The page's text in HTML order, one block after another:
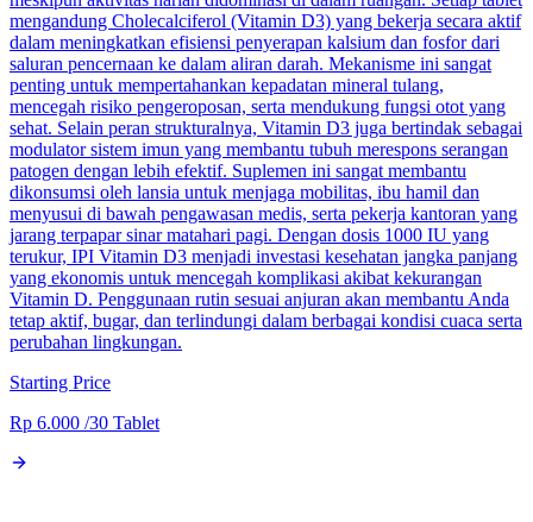
mengandung Cholecalciferol (Vitamin D3) yang bekerja secara aktif
dalam meningkatkan efisiensi penyerapan kalsium dan fosfor dari
saluran pencernaan ke dalam aliran darah. Mekanisme ini sangat
penting untuk mempertahankan kepadatan mineral tulang,
mencegah risiko pengeroposan, serta mendukung fungsi otot yang
sehat. Selain peran strukturalnya, Vitamin D3 juga bertindak sebagai
modulator sistem imun yang membantu tubuh merespons serangan
patogen dengan lebih efektif. Suplemen ini sangat membantu
dikonsumsi oleh lansia untuk menjaga mobilitas, ibu hamil dan
menyusui di bawah pengawasan medis, serta pekerja kantoran yang
jarang terpapar sinar matahari pagi. Dengan dosis 1000 IU yang
terukur, IPI Vitamin D3 menjadi investasi kesehatan jangka panjang
yang ekonomis untuk mencegah komplikasi akibat kekurangan
Vitamin D. Penggunaan rutin sesuai anjuran akan membantu Anda
tetap aktif, bugar, dan terlindungi dalam berbagai kondisi cuaca serta
perubahan lingkungan.
Starting Price
Rp 6.000 /30 Tablet